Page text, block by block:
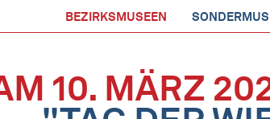
BEZIRKSMUSEEN
10. MÄRZ